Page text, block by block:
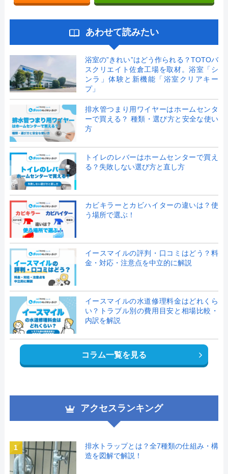
あわせて読みたい
浴室の”きれい”はどう作られる？TOTOバ
スクリエイト佐倉工場を取材。浴室「シ
ンラ」体験と新機能「浴室クリアキー
プ」
排水管つまり用ワイヤーはホームセンタ
ーで買える？ 種類・選び方と安全な使い
方
トイレのレバーはホームセンターで買え
る？失敗しない選び方と直し方
カビキラーとカビハイターの違いは？使
う場所で選ぶ！
イースマイルの評判・口コミはどう？料
金・対応・注意点を中立的に解説
イースマイルの水道修理料金はどれくら
い？トラブル別の費用目安と相場比較・
内訳を解説
コラム一覧を見る
アクセスランキング
1
排水トラップとは？全7種類の仕組み・構
造を図解で解説！